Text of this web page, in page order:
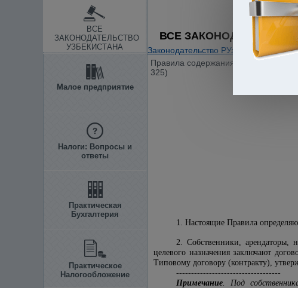
ВСЕ
ЗАКОНОДАТЕЛЬСТВО
УЗБЕКИСТАНА
Малое предприятие
Налоги: Вопросы и
ответы
Практическая
Бухгалтерия
Практическое
Налогообложение
ВСЕ
Законодательство РУз Жилые и
Правила содержания и
325)
1. Настоящие Правила
2. Собственники,
целевого назначения заключают
Типовому договору (контракту),
-----------------------------------
Примечание. Под